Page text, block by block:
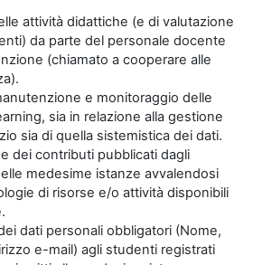
attività didattiche (e di valutazione
da parte del personale docente
(chiamato a cooperare alle
e monitoraggio delle
sia in relazione alla gestione
sia di quella sistemistica dei dati.
dei contributi pubblicati dagli
medesime istanze avvalendosi
di risorse e/o attività disponibili
dati personali obbligatori (Nome,
e-mail) agli studenti registrati